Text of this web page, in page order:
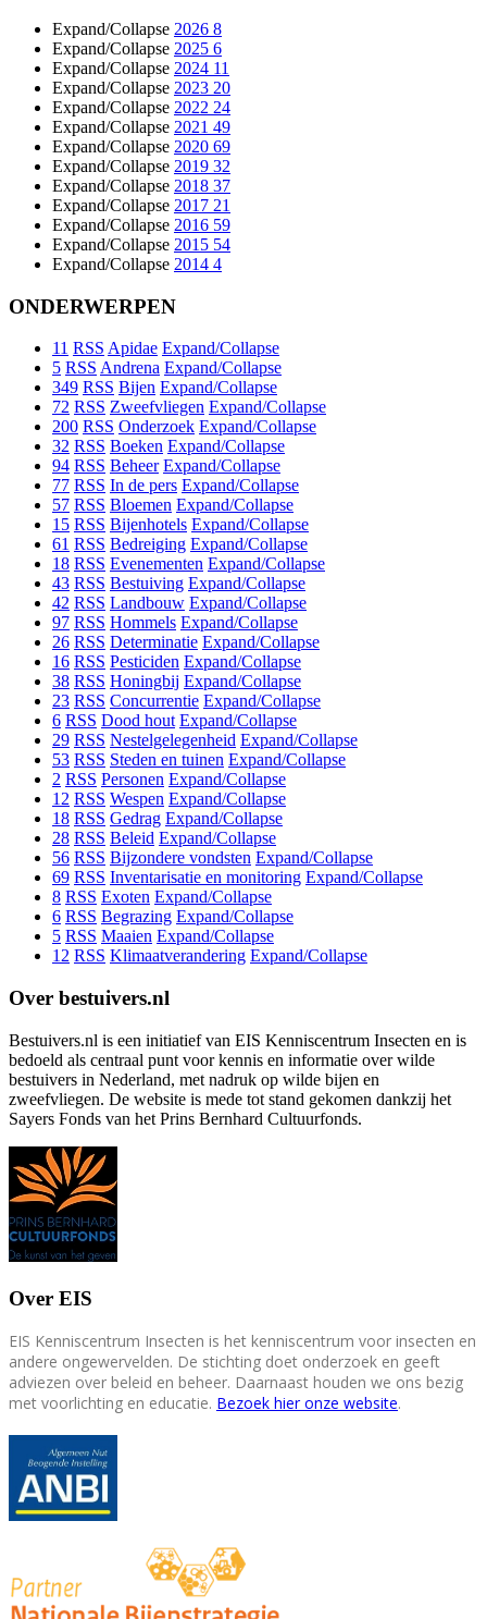
Expand/Collapse 2026 8
Expand/Collapse 2025 6
Expand/Collapse 2024 11
Expand/Collapse 2023 20
Expand/Collapse 2022 24
Expand/Collapse 2021 49
Expand/Collapse 2020 69
Expand/Collapse 2019 32
Expand/Collapse 2018 37
Expand/Collapse 2017 21
Expand/Collapse 2016 59
Expand/Collapse 2015 54
Expand/Collapse 2014 4
ONDERWERPEN
11 RSS Apidae Expand/Collapse
5 RSS Andrena Expand/Collapse
349 RSS Bijen Expand/Collapse
72 RSS Zweefvliegen Expand/Collapse
200 RSS Onderzoek Expand/Collapse
32 RSS Boeken Expand/Collapse
94 RSS Beheer Expand/Collapse
77 RSS In de pers Expand/Collapse
57 RSS Bloemen Expand/Collapse
15 RSS Bijenhotels Expand/Collapse
61 RSS Bedreiging Expand/Collapse
18 RSS Evenementen Expand/Collapse
43 RSS Bestuiving Expand/Collapse
42 RSS Landbouw Expand/Collapse
97 RSS Hommels Expand/Collapse
26 RSS Determinatie Expand/Collapse
16 RSS Pesticiden Expand/Collapse
38 RSS Honingbij Expand/Collapse
23 RSS Concurrentie Expand/Collapse
6 RSS Dood hout Expand/Collapse
29 RSS Nestelgelegenheid Expand/Collapse
53 RSS Steden en tuinen Expand/Collapse
2 RSS Personen Expand/Collapse
12 RSS Wespen Expand/Collapse
18 RSS Gedrag Expand/Collapse
28 RSS Beleid Expand/Collapse
56 RSS Bijzondere vondsten Expand/Collapse
69 RSS Inventarisatie en monitoring Expand/Collapse
8 RSS Exoten Expand/Collapse
6 RSS Begrazing Expand/Collapse
5 RSS Maaien Expand/Collapse
12 RSS Klimaatverandering Expand/Collapse
Over bestuivers.nl
Bestuivers.nl is een initiatief van EIS Kenniscentrum Insecten en is
bedoeld als centraal punt voor kennis en informatie over wilde
bestuivers in Nederland, met nadruk op wilde bijen en
zweefvliegen. De website is mede tot stand gekomen dankzij het
Sayers Fonds van het Prins Bernhard Cultuurfonds.
Over EIS
EIS Kenniscentrum Insecten is het kenniscentrum voor insecten en
andere ongewervelden. De stichting doet onderzoek en geeft
adviezen over beleid en beheer. Daarnaast houden we ons bezig
met voorlichting en educatie. Bezoek hier onze website.